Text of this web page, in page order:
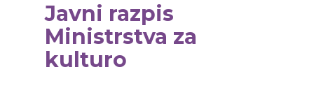
Javni razpis
Ministrstva za
kulturo